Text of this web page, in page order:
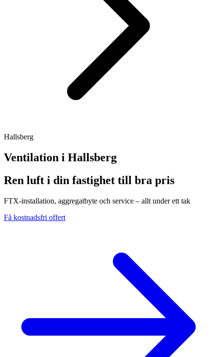
Hallsberg
Ventilation i Hallsberg
Ren luft i din fastighet till bra pris
FTX-installation, aggregatbyte och service – allt under ett tak
Få kostnadsfri offert